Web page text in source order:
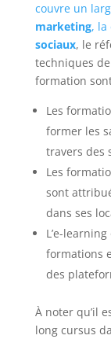
couvre un
marketing, la
sociaux, le
techniques
formation
Les
former les
travers des
Les
sont
dans ses
L’e-
formations
des
À noter qu’il
long cursus